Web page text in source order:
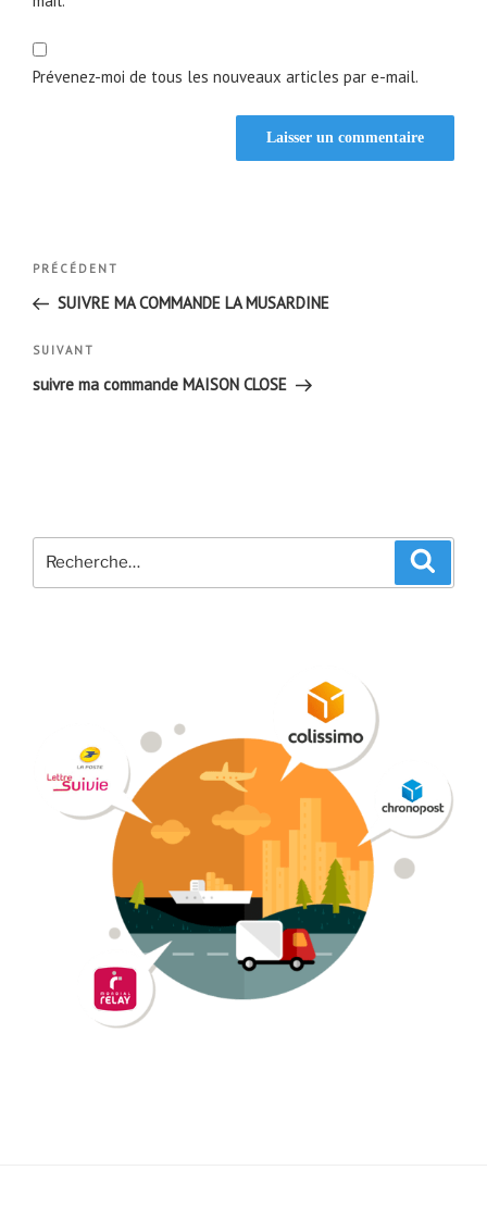
Prévenez-moi de tous les nouveaux articles par e-mail.
Navigation
l’article
Article
précédent
PRÉCÉDENT
SUIVRE MA COMMANDE LA MUSARDINE
Article
suivant
SUIVANT
suivre ma commande MAISON CLOSE
pour